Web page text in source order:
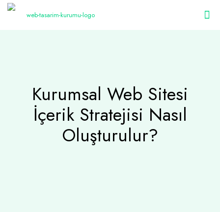
Kurumsal Web Sitesi
İçerik Stratejisi Nasıl
Oluşturulur?